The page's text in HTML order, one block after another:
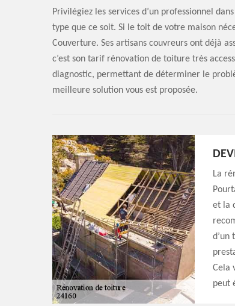
Privilégiez les services d’un professionnel
type que ce soit. Si le toit de votre maison
Couverture. Ses artisans couvreurs ont déjà
c’est son tarif rénovation de toiture très
diagnostic, permettant de déterminer le
meilleure solution vous est proposée.
La
et la
d’un
Cela
peut